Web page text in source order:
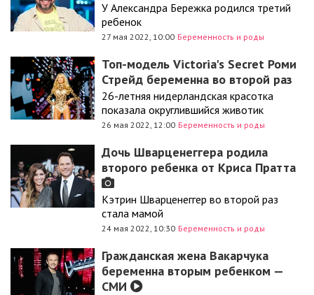
У Александра Бережка родился третий
ребенок
27 мая 2022, 10:00 Беременность и роды
Топ-модель Victoria's Secret Роми
Стрейд беременна во второй раз
26-летняя нидерландская красотка
показала округлившийся животик
26 мая 2022, 12:00 Беременность и роды
Дочь Шварценеггера родила
второго ребенка от Криса Пратта
Кэтрин Шварценеггер во второй раз
стала мамой
24 мая 2022, 10:30 Беременность и роды
Гражданская жена Вакарчука
беременна вторым ребенком —
СМИ